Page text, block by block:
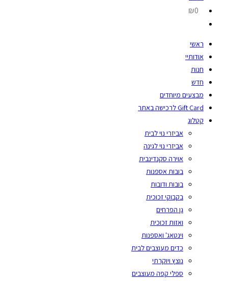
₪0
ראשי
אודותיי
חנות
חדש
מבצעים מיוחדים
Gift Card לרכישה באתר
קטלוג
אביזרי נוי לבית
אביזרי נוי לגינה
אוירה סקנדינבית
בובות אספנות
בובות ודובות
בקבוקי זכוכית
גן הפרחים
ואזות זכוכית
וינטאג' ואספנות
כדים מעוצבים לבית
נוצץ ויוקרתי
ספלי קפה מעוצבים